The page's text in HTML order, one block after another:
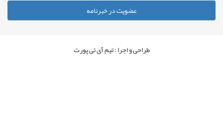
عضویت در خبرنامه
طراحی و اجرا : تیم آی تی پورت